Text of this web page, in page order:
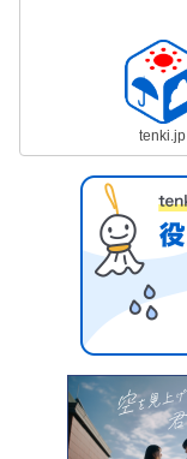
tenki.jp